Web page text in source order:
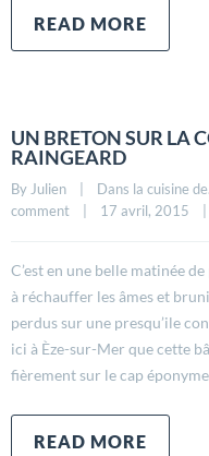
READ MORE
UN BRETON SUR LA
RAINGEARD
By Julien Dans la cuisine
comment
17 avril, 2015
C’est en une belle matinée
à réchauffer les âmes et
perdus sur une presqu’ile
ici à Èze-sur-Mer que cette
fièrement sur le cap
READ MORE